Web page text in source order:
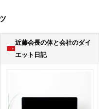
近藤会長の体と会社のダイ
エット日記